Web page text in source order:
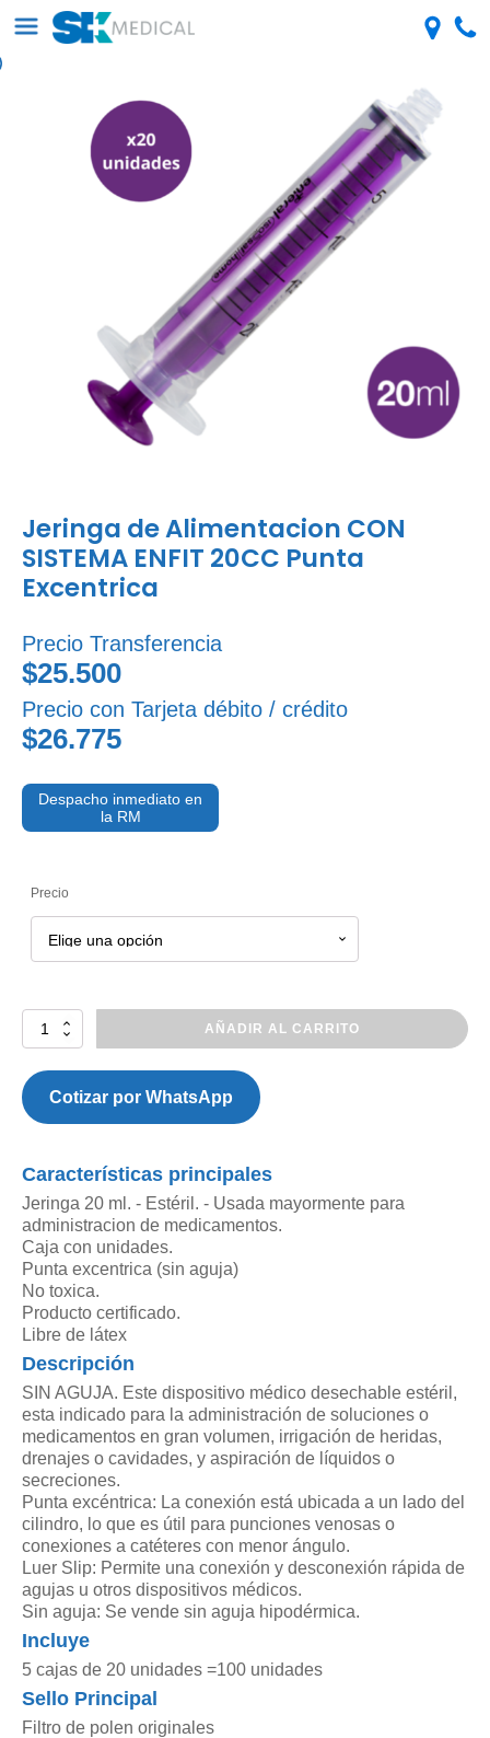
Jeringa de Alimentacion CON
SISTEMA ENFIT 20CC Punta
Excentrica
Precio Transferencia
$25.500
Precio con Tarjeta débito / crédito
$26.775
Despacho inmediato en
la RM
Precio
Jeringa
de
Alimentacion
CON
SISTEMA
Punta
Excentrica
cantidad
AÑADIR AL CARRITO
Cotizar por WhatsApp
Características principales
Jeringa 20 ml. - Estéril. - Usada mayormente para
administracion de medicamentos.
Caja con unidades.
Punta excentrica (sin aguja)
No toxica.
Producto certificado.
Libre de látex
Descripción
SIN AGUJA. Este dispositivo médico desechable estéril,
esta indicado para la administración de soluciones o
medicamentos en gran volumen, irrigación de heridas,
drenajes o cavidades, y aspiración de líquidos o
secreciones.
Punta excéntrica: La conexión está ubicada a un lado del
cilindro, lo que es útil para punciones venosas o
conexiones a catéteres con menor ángulo.
Luer Slip: Permite una conexión y desconexión rápida de
agujas u otros dispositivos médicos.
Sin aguja: Se vende sin aguja hipodérmica.
Incluye
5 cajas de 20 unidades =100 unidades
Sello Principal
Filtro de polen originales